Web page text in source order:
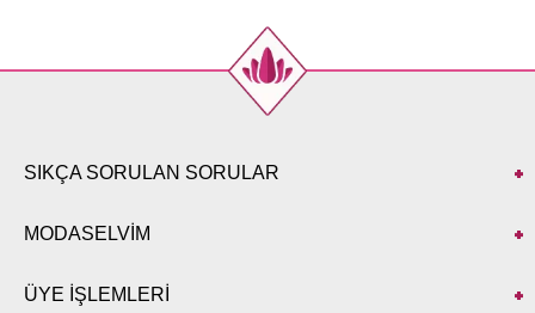
SIKÇA SORULAN SORULAR
MODASELVİM
ÜYE İŞLEMLERİ